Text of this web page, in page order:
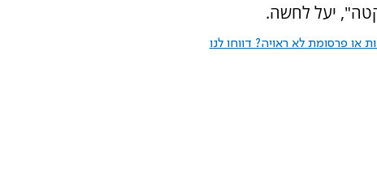
יעל לחשה.
או פרסומת לא ראויה? דווחו לנו